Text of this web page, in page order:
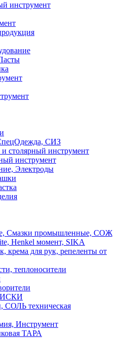
инструмент
СИЗ
столярный инструмент
инструмент
Электроды
Смазки промышленные, СОЖ
Henkel момент, SIKA
крема для рук, репеленты от
теплоносители
СОЛЬ техническая
Инструмент
ТАРА